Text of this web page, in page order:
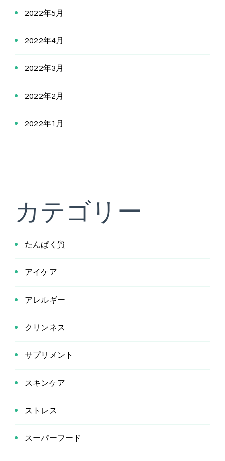
2022年5月
2022年4月
2022年3月
2022年2月
2022年1月
カテゴリー
たんぱく質
アイケア
アレルギー
クリンネス
サプリメント
スキンケア
ストレス
スーパーフード